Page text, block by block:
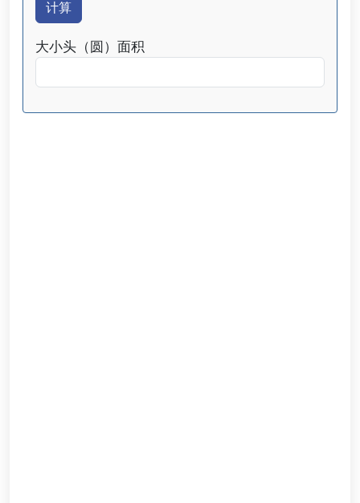
计算
大小头（圆）面积